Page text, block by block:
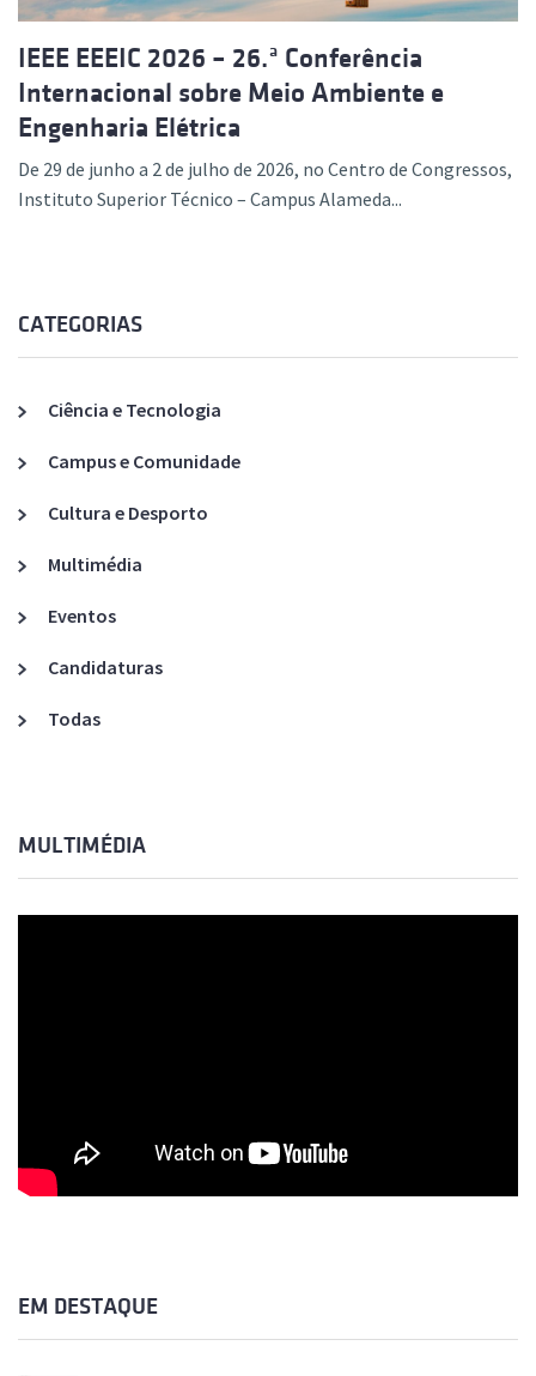
IEEE EEEIC 2026 – 26.ª Conferência
Internacional sobre Meio Ambiente e
Engenharia Elétrica
De 29 de junho a 2 de julho de 2026, no Centro de Congressos,
Instituto Superior Técnico – Campus Alameda...
CATEGORIAS
Ciência e Tecnologia
Campus e Comunidade
Cultura e Desporto
Multimédia
Eventos
Candidaturas
Todas
MULTIMÉDIA
EM DESTAQUE